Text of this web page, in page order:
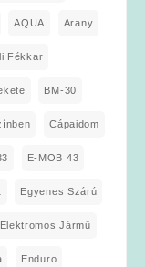
AQUA Arany
Fékkar
BM-30
Cápaidom
E-MOB 43
Egyenes Szárú
Elektromos Jármű
Enduro